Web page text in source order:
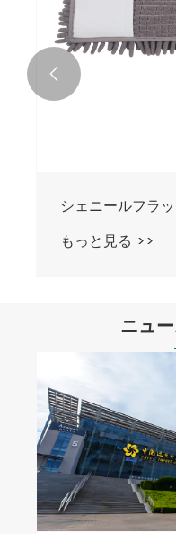
シェニールフラ
もっと見る >>

ニュ
お掃除簡単ツイ
もっと見る >>